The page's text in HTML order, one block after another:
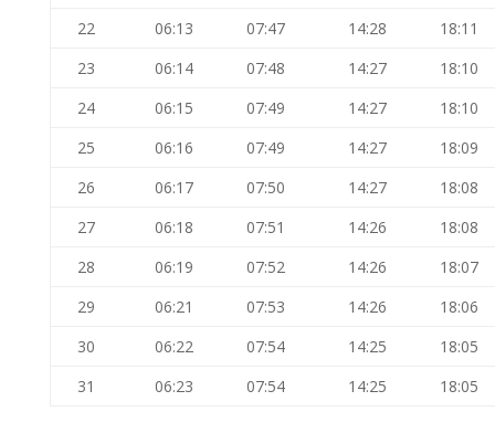
22
06:13 07:47 14:28
18:11
23
06:14 07:48 14:27
18:10
24
06:15 07:49 14:27
18:10
25
06:16 07:49 14:27
18:09
26
06:17 07:50 14:27
18:08
27
06:18 07:51 14:26
18:08
28
06:19 07:52 14:26
18:07
29
06:21 07:53 14:26
18:06
30
06:22 07:54 14:25
18:05
31
06:23 07:54 14:25 18:05